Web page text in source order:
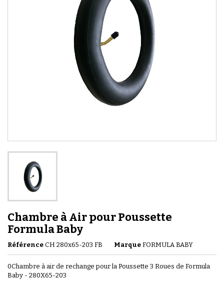
Chambre à Air pour Poussette
Formula Baby
Référence CH 280x65-203 FB Marque FORMULA BABY
0Chambre à air de rechange pour la Poussette 3 Roues de Formula
Baby - 280X65-203